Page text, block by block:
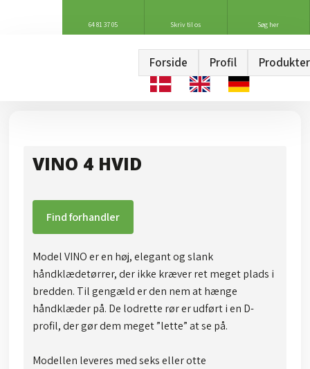
64 81 37 05 Skriv til os Søg her
Forside Profil Produkter
VINO 4 HVID
Find forhandler
Model VINO er en høj, elegant og slank
håndklædetørrer, der ikke kræver ret meget plads i
bredden. Til gengæld er den nem at hænge
håndklæder på. De lodrette rør er udført i en D-
profil, der gør dem meget ”lette” at se på.
Modellen leveres med seks eller otte